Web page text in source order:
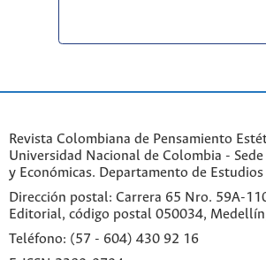
Revista Colombiana de Pensamiento
Universidad Nacional de Colombia -
y Económicas. Departamento de
Dirección postal: Carrera 65 Nro. 59A-
Editorial, código postal 050034,
Teléfono: (57 - 604) 430 92 16